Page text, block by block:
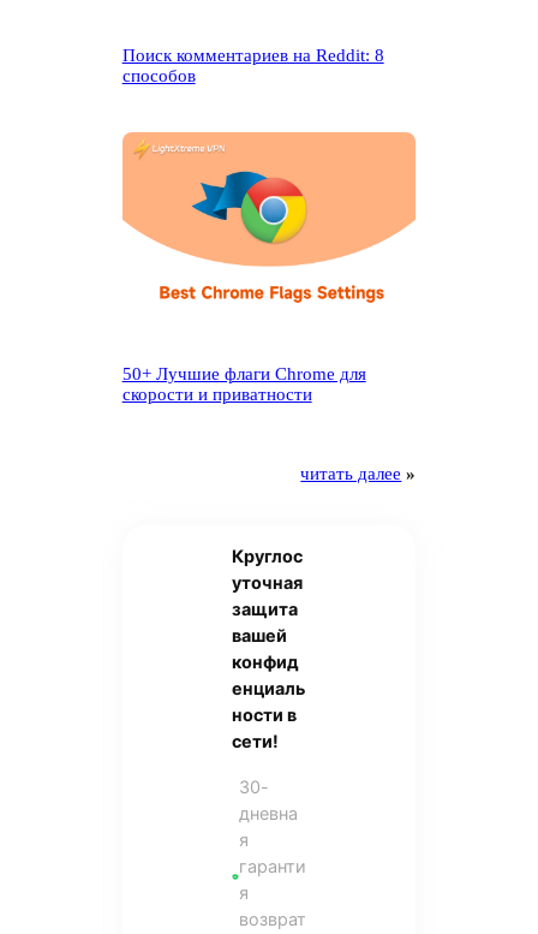
Поиск комментариев на Reddit: 8
способов
50+ Лучшие флаги Chrome для
скорости и приватности
читать далее »
Круглос
уточная
защита
вашей
конфид
енциаль
ности в
сети!
30-
дневна
я
гаранти
я
возврат